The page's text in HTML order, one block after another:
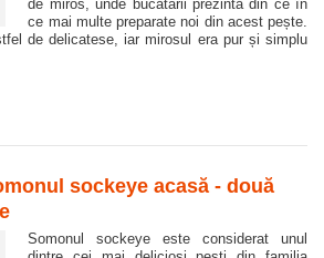
de miros, unde bucătarii prezintă din ce în
ce mai multe preparate noi din acest pește.
de delicatese, iar mirosul era pur și simplu
sockeye acasă - două
Somonul sockeye este considerat unul